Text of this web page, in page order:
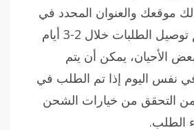
موقعك والعنوان المحدد في
الطلب. عادةً، يتم توصيل الطلبات خلال 2-3 أيام
الأحيان، يمكن أن يتم
نفس اليوم إذا تم الطلب في
التحقق من خيارات الشحن
الطلب.